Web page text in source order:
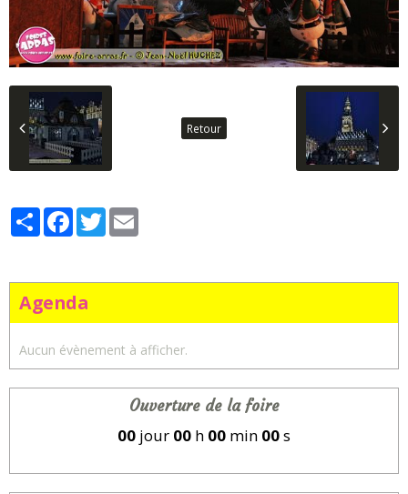
Retour
PartagerFacebook
Twitter
Agenda
Aucun évènement à afficher.
Ouverture de la foire
00 jour 00 h 00 min 00s